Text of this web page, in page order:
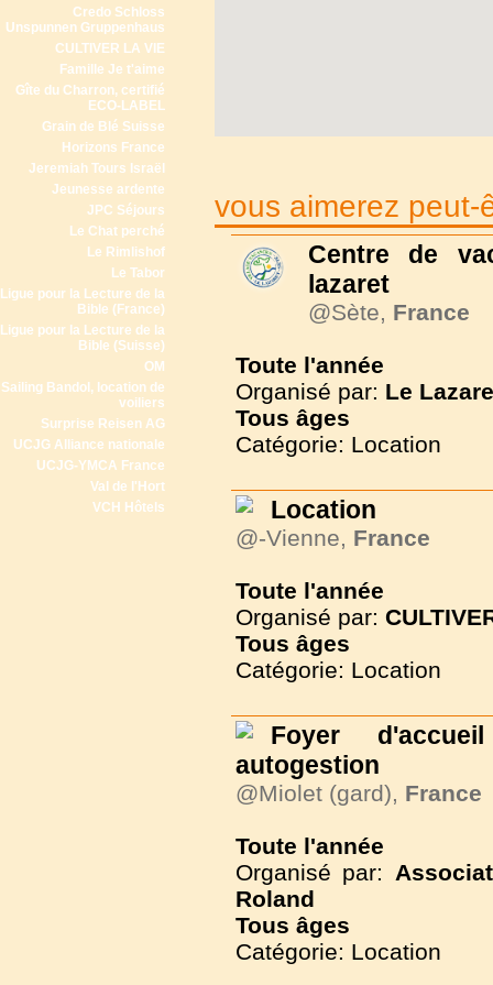
Credo Schloss
Unspunnen Gruppenhaus
CULTIVER LA VIE
Famille Je t'aime
Gîte du Charron, certifié
ECO-LABEL
Grain de Blé Suisse
Horizons France
Jeremiah Tours Israël
Jeunesse ardente
JPC Séjours
Le Chat perché
Le Rimlishof
Le Tabor
Ligue pour la Lecture de la
Bible (France)
Ligue pour la Lecture de la
Bible (Suisse)
OM
Sailing Bandol, location de
voiliers
Surprise Reisen AG
UCJG Alliance nationale
UCJG-YMCA France
Val de l'Hort
VCH Hôtels
vous aimerez peut-
Centre de
lazaret
@Sète, France
Toute l'année
Organisé par: Le
Tous âges
Catégorie: Location
Location
@-Vienne, France
Toute l'année
Organisé par:
Tous âges
Catégorie: Location
Foyer
autogestion
@Miolet (gard), France
Toute l'année
Organisé par:
Roland
Tous âges
Catégorie: Location